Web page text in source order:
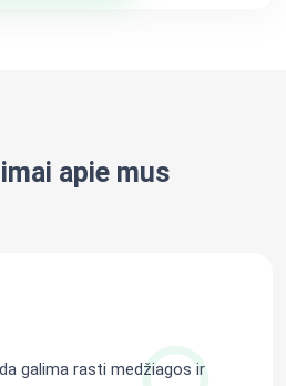
apie mus
galima rasti medžiagos ir